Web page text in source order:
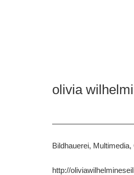
olivia
Bildhauerei, Multimedia,
http://